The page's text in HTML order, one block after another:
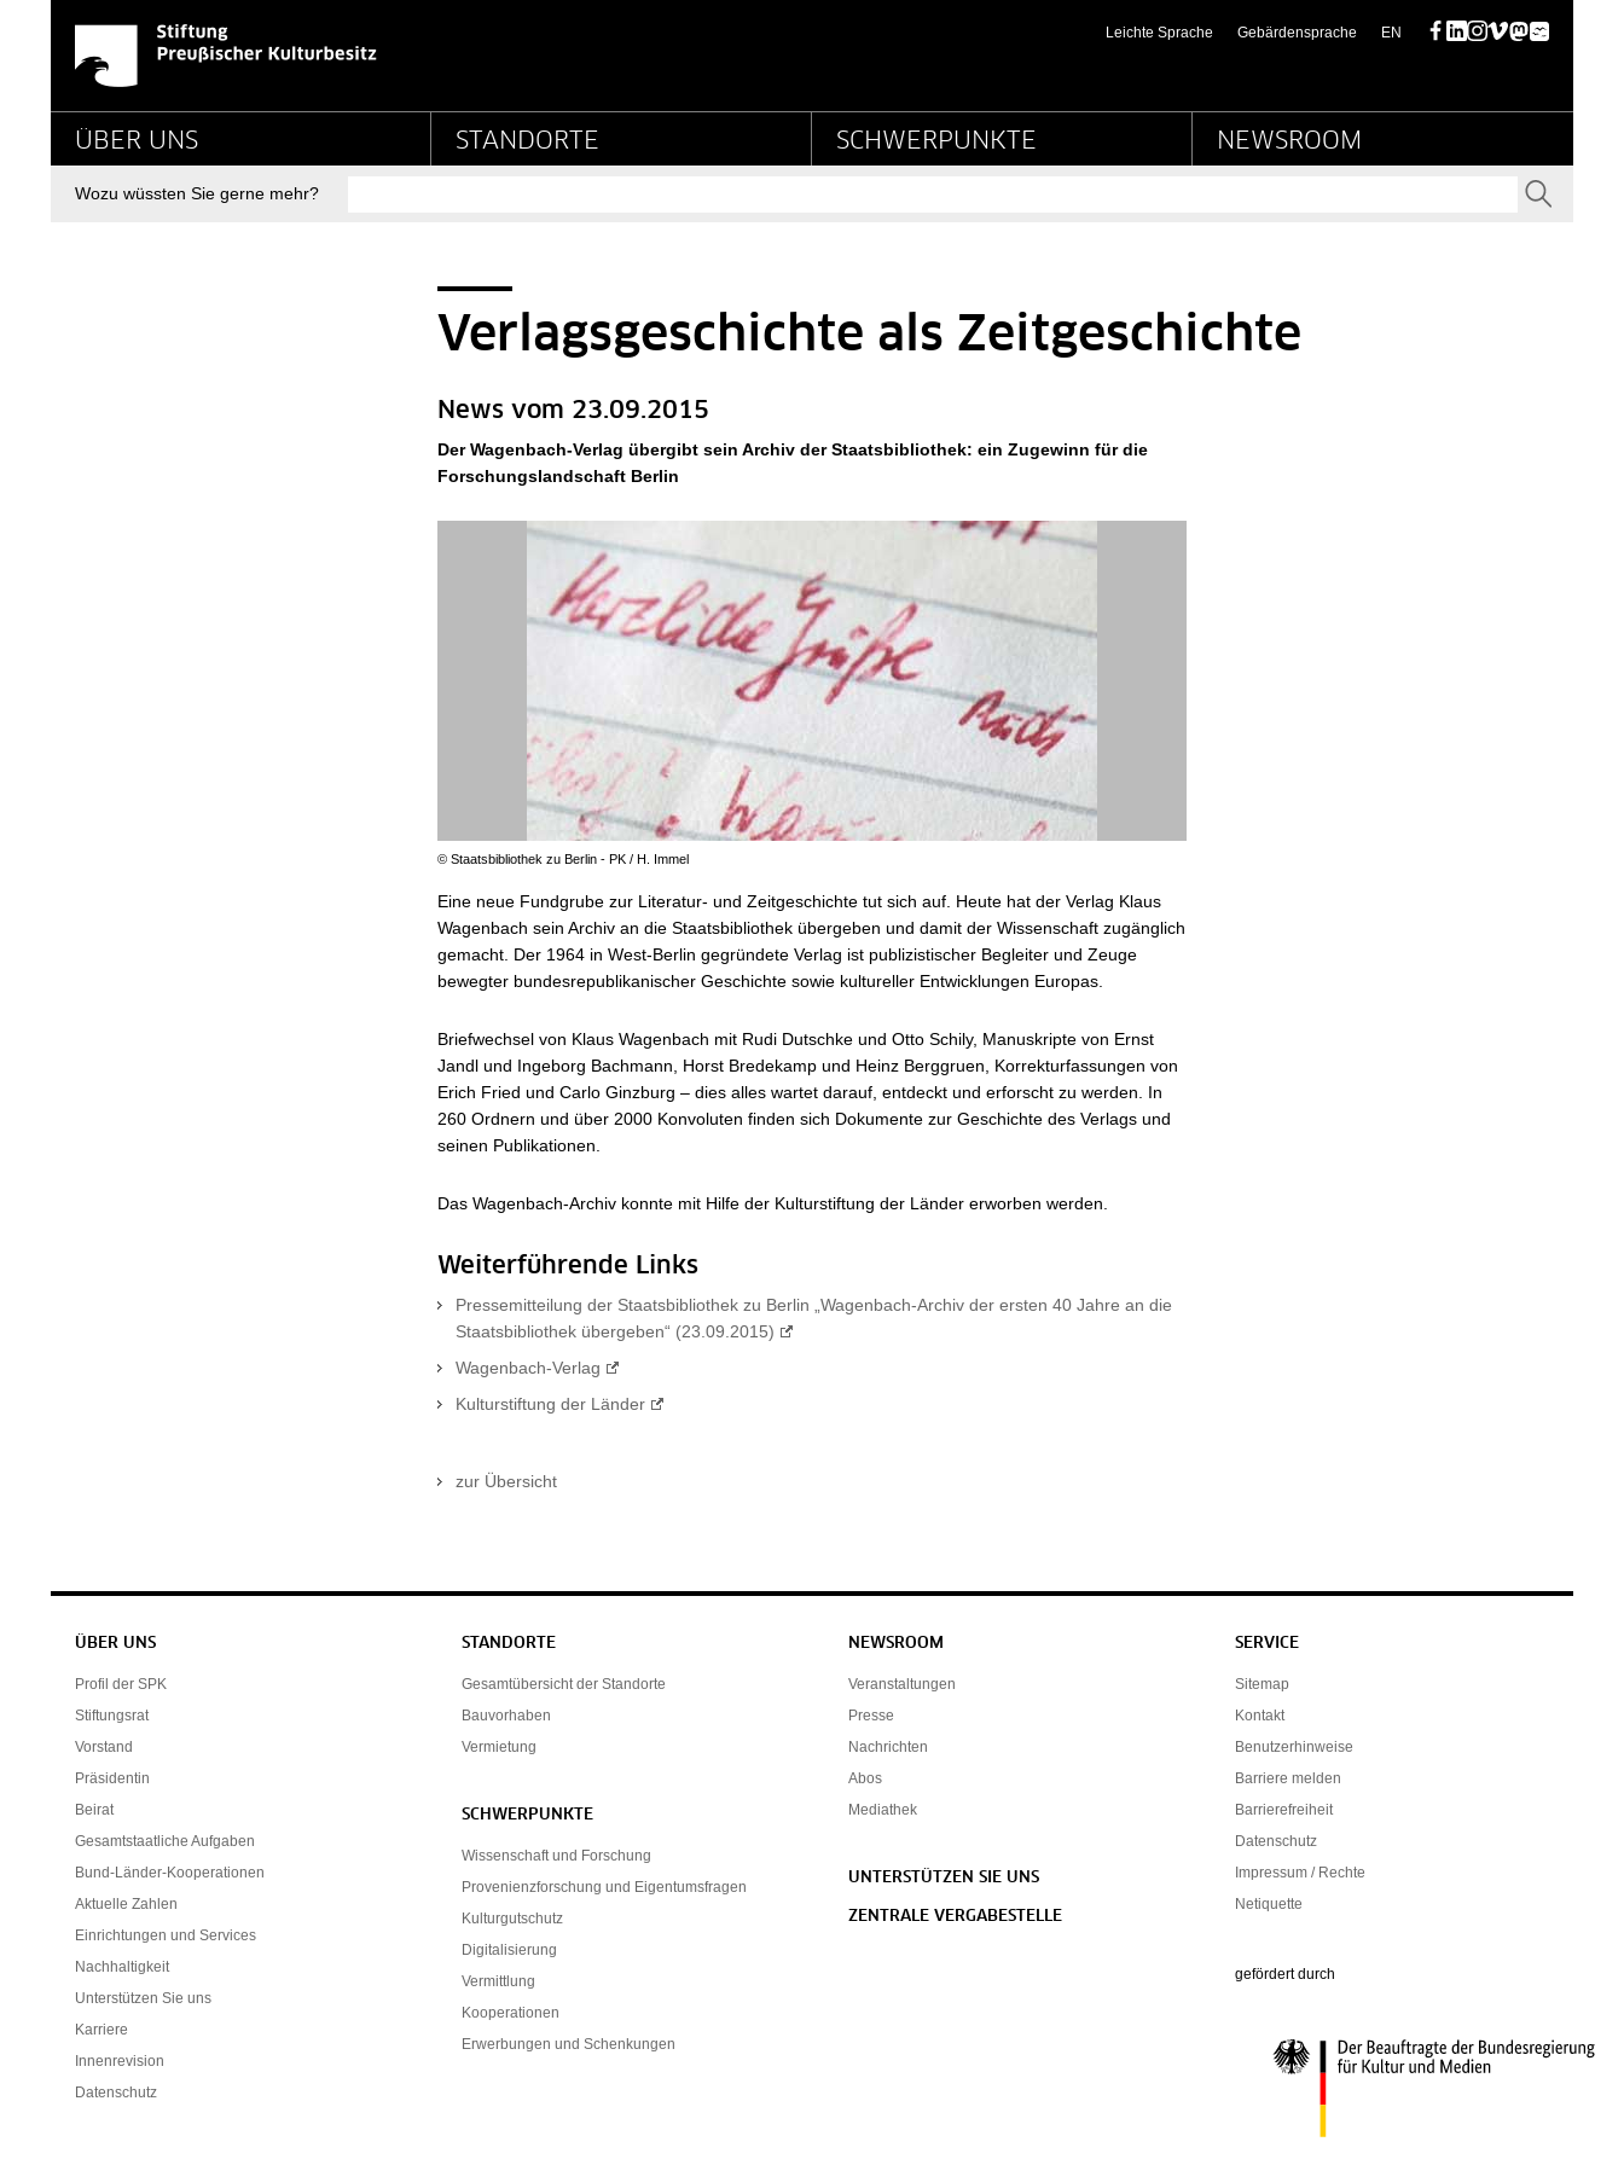
Springe direkt zu:
News - Detailseite - Stiftung Preußischer Kulturbesitz
Leichte Sprache Gebärdensprache EN (this page in English)
Facebook
LinkedIn
Instagram
VimeoMastodon
Bluesky
Hauptnavigation
ÜBER UNS STANDORTE SCHWERPUNKTE NEWSROOM
Suche
Wozu wüssten Sie gerne mehr?
Verlagsgeschichte als Zeitgeschichte
News vom 23.09.2015
Der Wagenbach-Verlag übergibt sein Archiv der Staatsbibliothek: ein Zugewinn für die
Forschungslandschaft Berlin
© Staatsbibliothek zu Berlin - PK / H. Immel
Eine neue Fundgrube zur Literatur- und Zeitgeschichte tut sich auf. Heute hat der Verlag Klaus
Wagenbach sein Archiv an die Staatsbibliothek übergeben und damit der Wissenschaft zugänglich
gemacht. Der 1964 in West-Berlin gegründete Verlag ist publizistischer Begleiter und Zeuge
bewegter bundesrepublikanischer Geschichte sowie kultureller Entwicklungen Europas.
Briefwechsel von Klaus Wagenbach mit Rudi Dutschke und Otto Schily, Manuskripte von Ernst
Jandl und Ingeborg Bachmann, Horst Bredekamp und Heinz Berggruen, Korrekturfassungen von
Erich Fried und Carlo Ginzburg – dies alles wartet darauf, entdeckt und erforscht zu werden. In
260 Ordnern und über 2000 Konvoluten finden sich Dokumente zur Geschichte des Verlags und
seinen Publikationen.
Das Wagenbach-Archiv konnte mit Hilfe der Kulturstiftung der Länder erworben werden.
Weiterführende Links
Pressemitteilung der Staatsbibliothek zu Berlin „Wagenbach-Archiv der ersten 40 Jahre an die
Staatsbibliothek übergeben“ (23.09.2015)
Wagenbach-Verlag
Kulturstiftung der Länder
zur Übersicht
Servicenavigation
ÜBER UNS
Profil der SPK
Stiftungsrat
Vorstand
Präsidentin
Beirat
Gesamtstaatliche Aufgaben
Bund-Länder-Kooperationen
Aktuelle Zahlen
Einrichtungen und Services
Nachhaltigkeit
Unterstützen Sie uns
Karriere
Innenrevision
Datenschutz
STANDORTE
Gesamtübersicht der Standorte
Bauvorhaben
Vermietung
SCHWERPUNKTE
Wissenschaft und Forschung
Provenienzforschung und Eigentumsfragen
Kulturgutschutz
Digitalisierung
Vermittlung
Kooperationen
Erwerbungen und Schenkungen
NEWSROOM
Veranstaltungen
Presse
Nachrichten
Abos
Mediathek
UNTERSTÜTZEN SIE UNS
ZENTRALE VERGABESTELLE
SERVICE
Sitemap
Kontakt
Benutzerhinweise
Barriere melden
Barrierefreiheit
Datenschutz
Impressum / Rechte
Netiquette
gefördert durch